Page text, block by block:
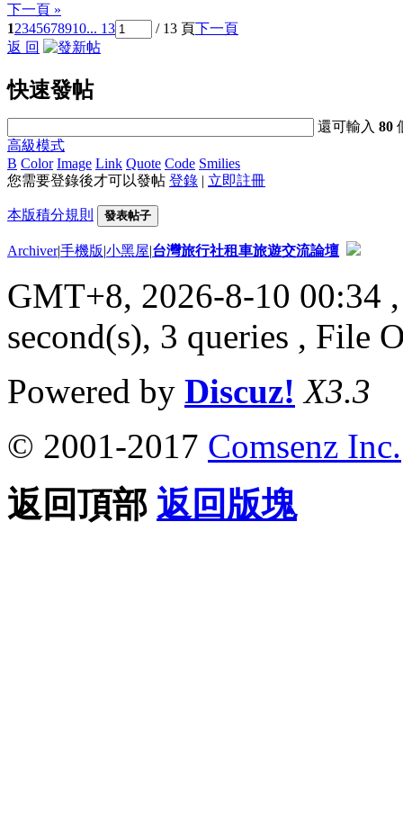
下一頁 »
12345678910... 13 / 13 頁下一頁
返 回
快速發帖
還可輸入80
高級模式
B Color Image Link Quote Code Smilies
您需要登錄後才可以發帖 登錄 | 立即註冊
本版積分規則 發表帖子
Archiver|手機版|小黑屋|台灣旅行社租車旅遊交流論壇
GMT+8, 2026-8-10 00:34
second(s), 3 queries , File
Powered by Discuz! X3.3
© 2001-2017 Comsenz Inc.
返回頂部 返回版塊